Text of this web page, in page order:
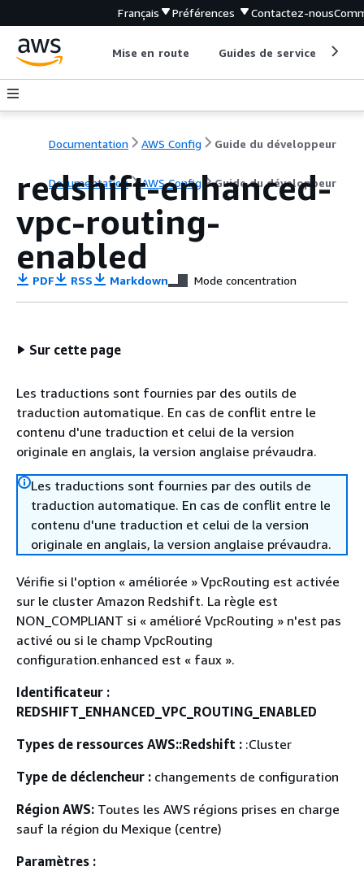
Français Préférences Contactez-nous
Mise en route Guides de service
Documentation AWS Config Guide du développeur
Documentation AWS Config Guide du développeur
redshift-enhanced-
vpc-routing-
enabled
PDF RSS Markdown Mode concentration
Sur cette page
Les traductions sont fournies par des outils de
traduction automatique. En cas de conflit entre le
contenu d'une traduction et celui de la version
originale en anglais, la version anglaise prévaudra.
Les traductions sont fournies par des outils de
traduction automatique. En cas de conflit entre le
contenu d'une traduction et celui de la version
originale en anglais, la version anglaise prévaudra.
Vérifie si l'option « améliorée » VpcRouting est activée
sur le cluster Amazon Redshift. La règle est
NON_COMPLIANT si « amélioré VpcRouting » n'est pas
activé ou si le champ VpcRouting
configuration.enhanced est « faux ».
Identificateur :
REDSHIFT_ENHANCED_VPC_ROUTING_ENABLED
Types de ressources AWS::Redshift : :Cluster
Type de déclencheur : changements de configuration
Région AWS: Toutes les AWS régions prises en charge
sauf la région du Mexique (centre)
Paramètres :